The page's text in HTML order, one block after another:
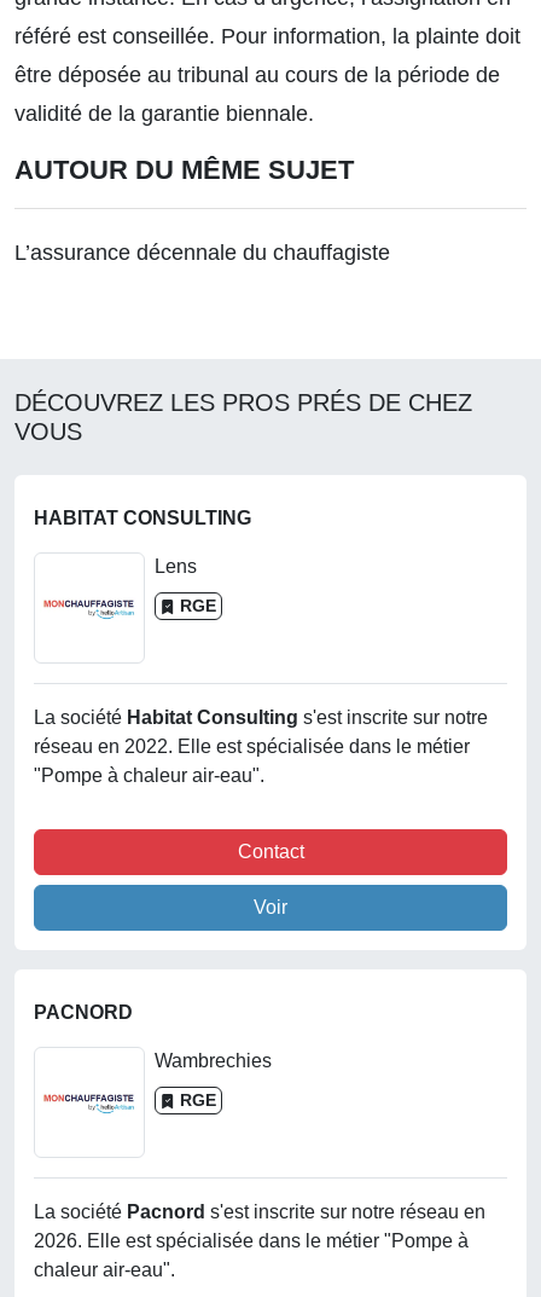
référé est conseillée. Pour information, la plainte doit
être déposée au tribunal au cours de la période de
validité de la garantie biennale.
AUTOUR DU MÊME SUJET
L’assurance décennale du chauffagiste
DÉCOUVREZ LES PROS PRÉS DE CHEZ
VOUS
HABITAT CONSULTING
Lens
RGE
La société Habitat Consulting s'est inscrite sur notre
réseau en 2022. Elle est spécialisée dans le métier
"Pompe à chaleur air-eau".
Contact
Voir
PACNORD
Wambrechies
RGE
La société Pacnord s'est inscrite sur notre réseau en
2026. Elle est spécialisée dans le métier "Pompe à
chaleur air-eau".